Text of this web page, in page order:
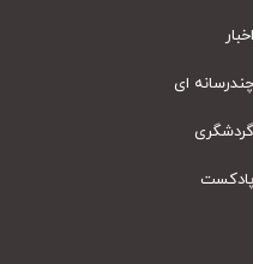
ای